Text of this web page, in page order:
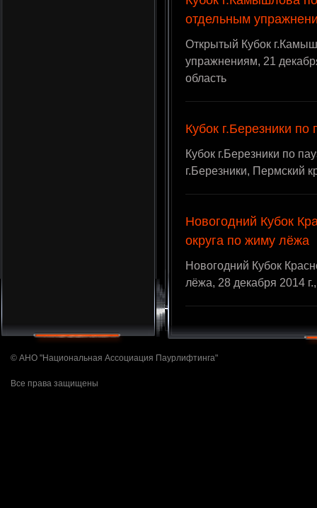
отдельным
Открытый Кубок
упражнениям, 21
область
Кубок г.Березники по
Кубок г.Березники по
г.Березники, Пермский
Новогодний Кубок
округа по жиму лёжа
Новогодний Кубок
лёжа, 28 декабря 2014
© АНО "Национальная Ассоциация Паурлифтинга"
Все права защищены